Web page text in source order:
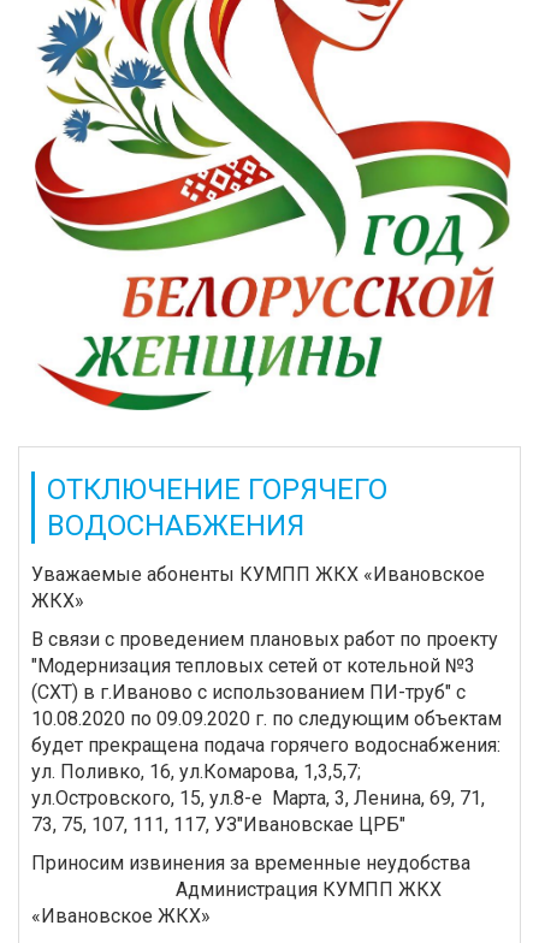
ОТКЛЮЧЕНИЕ ГОРЯЧЕГО
ВОДОСНАБЖЕНИЯ
Уважаемые абоненты КУМПП ЖКХ «Ивановское
ЖКХ»
В связи с проведением плановых работ по проекту
"Модернизация тепловых сетей от котельной №3
(СХТ) в г.Иваново с использованием ПИ-труб" с
10.08.2020 по 09.09.2020 г. по следующим объектам
будет прекращена подача горячего водоснабжения:
ул. Поливко, 16, ул.Комарова, 1,3,5,7;
ул.Островского, 15, ул.8-е Марта, 3, Ленина, 69, 71,
73, 75, 107, 111, 117, УЗ"Ивановскае ЦРБ"
Приносим извинения за временные неудобства
Администрация КУМПП ЖКХ
«Ивановское ЖКХ»